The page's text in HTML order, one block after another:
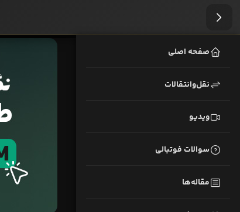
صفحه اصلی
نقل‌وانتقالات
ویدیو
سوالات فوتبالی
مقاله‌ها